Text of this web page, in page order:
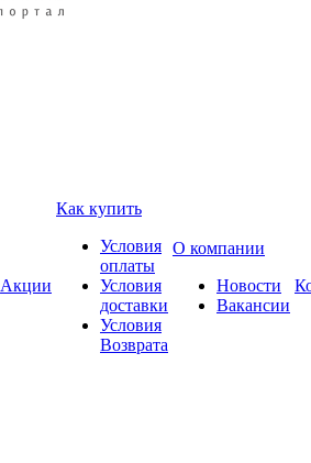
Акции
Как купить
Условия
оплаты
Условия
доставки
Условия
Возврата
О компании
Новости
Вакансии